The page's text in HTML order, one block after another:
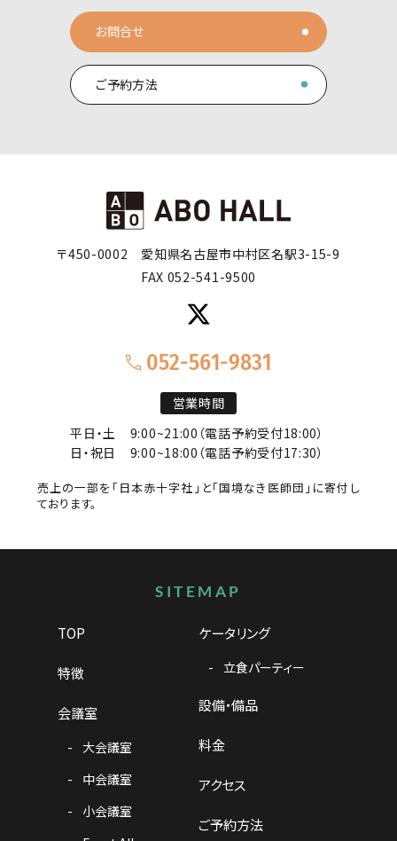
お問合せ
ご予約方法
〒450-0002
愛知県名古屋市中村区名駅3-15-9
FAX 052-541-9500
052-561-9831
営業時間
平日・土
9:00~21:00（電話予約受付18:00）
日・祝日
9:00~18:00（電話予約受付17:30）
売上の一部を「日本赤十字社」と「国境なき医師団」に寄付し
ております。
サイトマップ
SITEMAP
TOP
特徴
会議室
大会議室
中会議室
小会議室
ケータリング
立食パーティー
設備・備品
料金
アクセス
ご予約方法